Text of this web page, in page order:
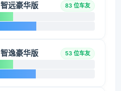
远豪华版 83 位车友
逸豪华版 53 位车友